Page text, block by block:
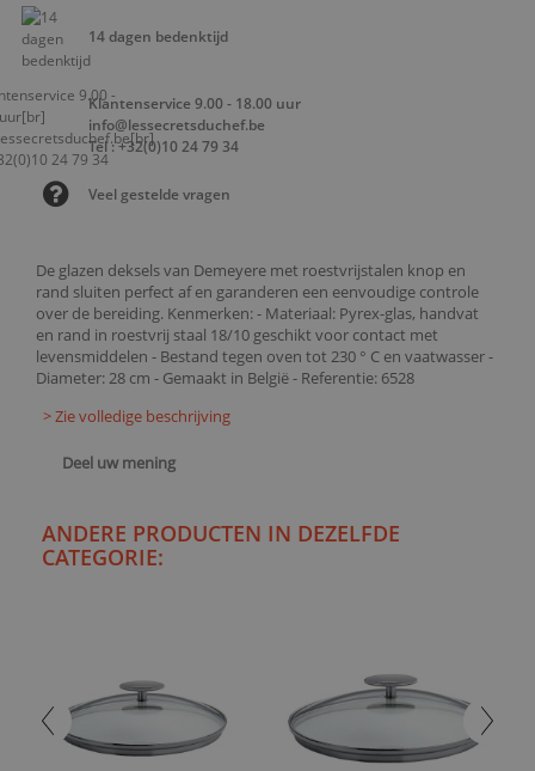
De glazen deksels van Demeyere met roestvrijstalen knop en
rand sluiten perfect af en garanderen een eenvoudige controle
over de bereiding. Kenmerken: - Materiaal: Pyrex-glas, handvat
en rand in roestvrij staal 18/10 geschikt voor contact met
levensmiddelen - Bestand tegen oven tot 230 ° C en vaatwasser -
Diameter: 28 cm - Gemaakt in België - Referentie: 6528
> Zie volledige beschrijving
Deel uw mening
14 dagen bedenktijd
Klantenservice 9.00 - 18.00 uur
info@lessecretsduchef.be
Tel : +32(0)10 24 79 34
Veel gestelde vragen
ANDERE PRODUCTEN IN DEZELFDE
CATEGORIE: